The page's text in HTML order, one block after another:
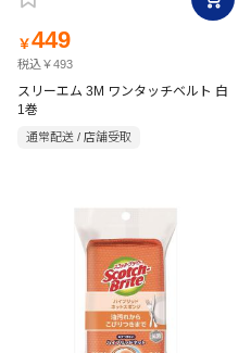
￥449
税込￥493
スリーエム 3M ワンタッチベルト 白
1巻
通常配送 / 店舗受取